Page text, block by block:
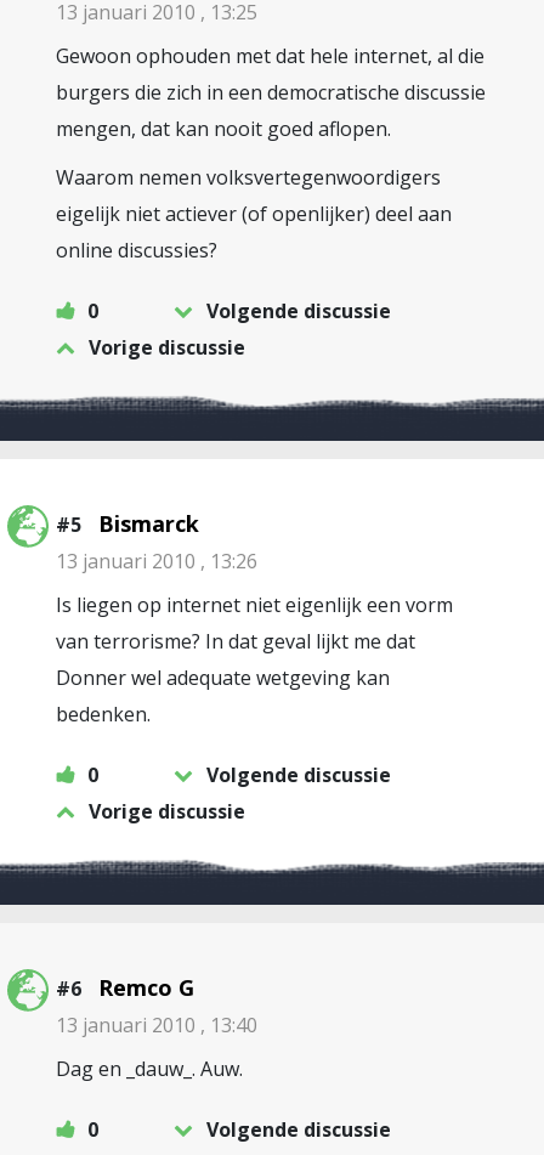
13 januari 2010 , 13:25
Gewoon ophouden met dat hele internet, al die
burgers die zich in een democratische discussie
mengen, dat kan nooit goed aflopen.
Waarom nemen volksvertegenwoordigers
eigelijk niet actiever (of openlijker) deel aan
online discussies?
0
Volgende discussie
Vorige discussie
#5 Bismarck
13 januari 2010 , 13:26
Is liegen op internet niet eigenlijk een vorm
van terrorisme? In dat geval lijkt me dat
Donner wel adequate wetgeving kan
bedenken.
0
Volgende discussie
Vorige discussie
#6 Remco G
13 januari 2010 , 13:40
Dag en _dauw_. Auw.
0
Volgende discussie